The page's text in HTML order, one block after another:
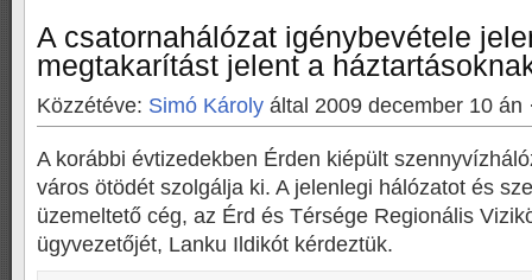
A csatornahálózat igénybevétele
megtakarítást jelent a
Közzétéve: Simó Károly által 2009 december 10 án
A korábbi évtizedekben Érden kiépült
város ötödét szolgálja ki. A jelenlegi hálózatot és
üzemeltető cég, az Érd és Térsége Regionális
ügyvezetőjét, Lanku Ildikót kérdeztük.